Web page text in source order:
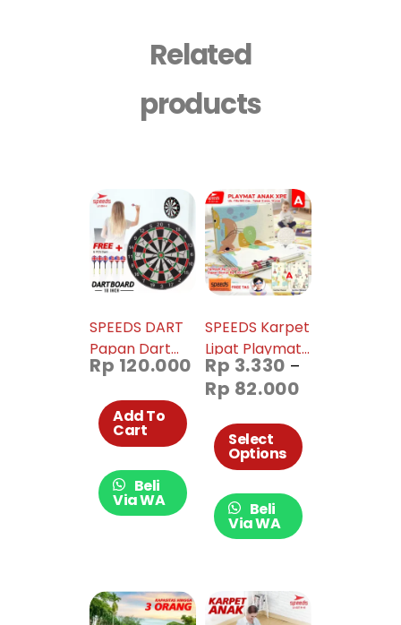
Related
products
SPEEDS DART
Papan Dart
Board Game
Dinding 18 inch
004-04
Rp 120.000
Add To
Cart
Beli
Via WA
SPEEDS Karpet
Lipat Playmat
Bayi Karpet
85x180cm
Rp 3.330 –
Rp 82.000
Select
Options
Beli
Via WA